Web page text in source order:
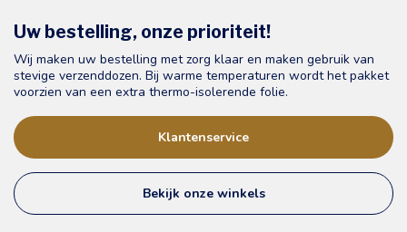
Uw bestelling, onze prioriteit!
Wij maken uw bestelling met zorg klaar en maken gebruik van
stevige verzenddozen. Bij warme temperaturen wordt het pakket
voorzien van een extra thermo-isolerende folie.
Klantenservice
Bekijk onze winkels